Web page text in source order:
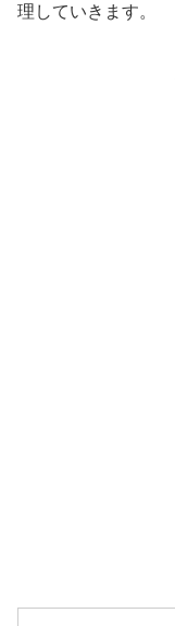
理していきます。